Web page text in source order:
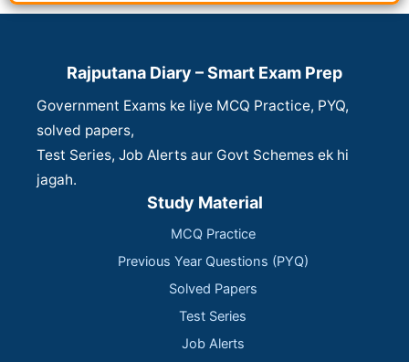
Rajputana Diary – Smart Exam Prep
Government Exams ke liye MCQ Practice, PYQ,
solved papers,
Test Series, Job Alerts aur Govt Schemes ek hi
jagah.
Study Material
MCQ Practice
Previous Year Questions (PYQ)
Solved Papers
Test Series
Job Alerts